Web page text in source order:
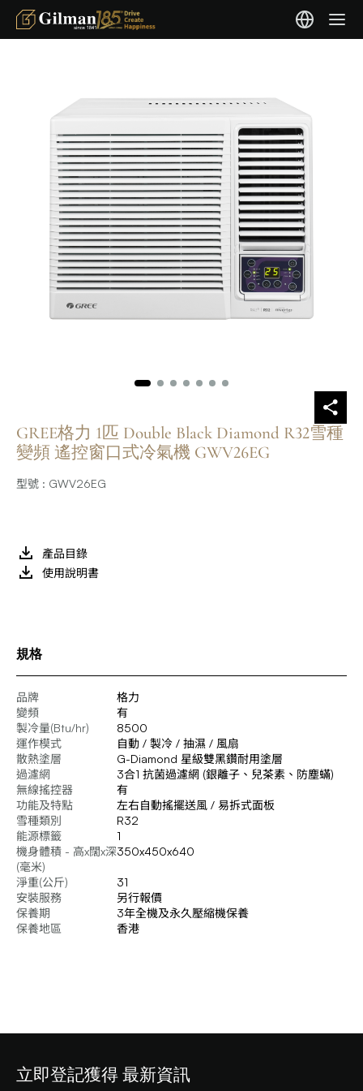
GREE格力 1匹 Double Black Diamond R32雪種
變頻 遙控窗口式冷氣機 GWV26EG
型號 : GWV26EG
產品目錄
使用說明書
規格
品牌
格力
變頻
有
製冷量(Btu/hr)
8500
運作模式
自動 / 製冷 / 抽濕 / 風扇
散熱塗層
G-Diamond 星級雙黑鑽耐用塗層
過濾網
3合1 抗菌過濾網 (銀離子、兒茶素、防塵蟎)
無線搖控器
有
功能及特點
左右自動搖擺送風 / 易拆式面板
雪種類別
R32
能源標籤
1
機身體積 - 高x闊x深
(毫米)
350x450x640
淨重(公斤)
31
安裝服務
另行報價
保養期
3年全機及永久壓縮機保養
保養地區
香港
立即登記獲得 最新資訊